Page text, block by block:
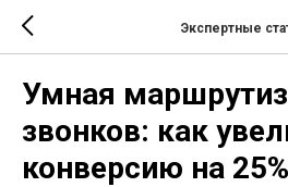
Экспертные
Умная
звонков: как
конверсию на 25%